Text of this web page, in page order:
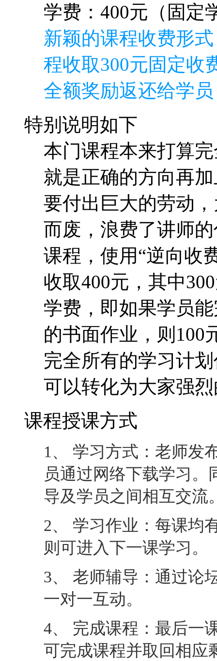
学费：400元（固定
新颖的课程收费形
程收取300元固定收
全额奖励返还给学
特别说明如下
本门课程本来打算
就是正确的方向再
要付出巨大的劳动
而废，浪费了讲师
课程，使用“逆向收
收取400元，其中
学费，即如果学员
的书面作业，则100
完全所有的学习计
可以转化为大家强
课程授课方式
1、 学习方式：老师发
员通过网络下载学习
导及学员之间相互交流
2、 学习作业：每课均
则可进入下一课学习。
3、 老师辅导：通过论
一对一互动。
4、 完成课程：最后一
可完成课程并取回相应